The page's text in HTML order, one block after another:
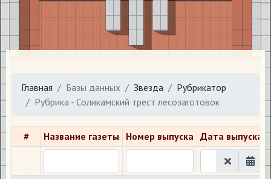
Главная Базы данных Звезда
Рубрикатор
Рубрика - Соликамский трест лесозаготовок
# Название газеты Номер выпуска Дата выпуска